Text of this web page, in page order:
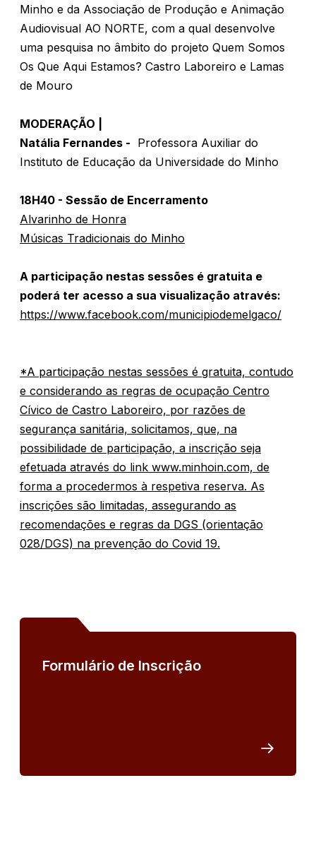
Minho e da Associação de Produção e Animação
Audiovisual AO NORTE, com a qual desenvolve
uma pesquisa no âmbito do projeto Quem Somos
Os Que Aqui Estamos? Castro Laboreiro e Lamas
de Mouro
MODERAÇÃO |
Natália Fernandes - Professora Auxiliar do
Instituto de Educação da Universidade do Minho
18H40 - Sessão de Encerramento
Alvarinho de Honra
Músicas Tradicionais do Minho
A participação nestas sessões é gratuita e
poderá ter acesso a sua visualização através:
https://www.facebook.com/municipiodemelgaco/
*A participação nestas sessões é gratuita, contudo
e considerando as regras de ocupação Centro
Cívico de Castro Laboreiro, por razões de
segurança sanitária, solicitamos, que, na
possibilidade de participação, a inscrição seja
efetuada através do link www.minhoin.com, de
forma a procedermos à respetiva reserva. As
inscrições são limitadas, assegurando as
recomendações e regras da DGS (orientação
028/DGS) na prevenção do Covid 19.
Formulário de Inscrição